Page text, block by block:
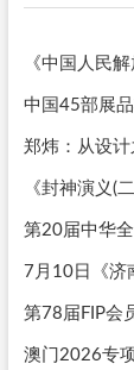
《中国人民
中国45部展
郑炜：从设
《封神演义(
第20届中华
7月10日《济
第78届FIP会
澳门2026专